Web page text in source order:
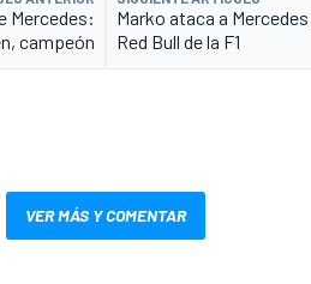
Mercedes:
campeón
Marko ataca a
Red Bull de la F1
VER MÁS Y COMENTAR